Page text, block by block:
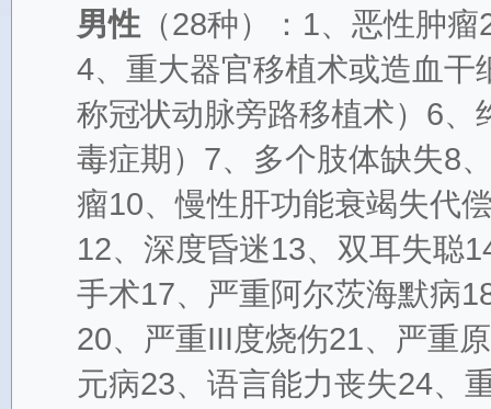
男性 （28种）：1、恶性肿
4、重大器官移植术或造血
称冠状动脉旁路移植术）6
毒症期）7、多个肢体缺失8
瘤10、慢性肝功能衰竭失代
12、深度昏迷13、双耳失聪
手术17、严重阿尔茨海默病
20、严重III度烧伤21、严重
元病23、语言能力丧失24、